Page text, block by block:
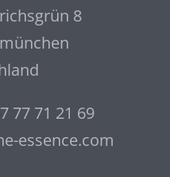
8
77 71 21 69
essence.com